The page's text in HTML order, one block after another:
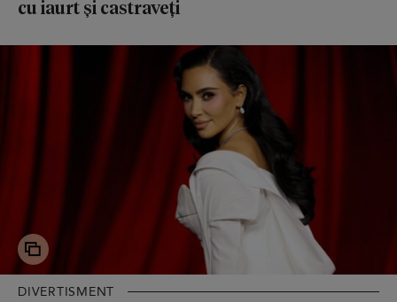
cu iaurt și castraveți
DIVERTISMENT